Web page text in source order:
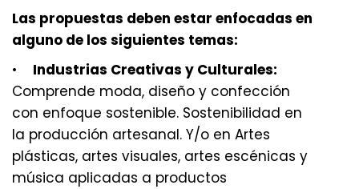
Las propuestas deben estar enfocadas en
alguno de los siguientes temas:
• Industrias Creativas y Culturales:
Comprende moda, diseño y confección
con enfoque sostenible. Sostenibilidad en
la producción artesanal. Y/o en Artes
plásticas, artes visuales, artes escénicas y
música aplicadas a productos